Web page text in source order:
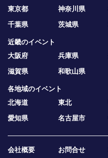
東京都
神奈川県
千葉県
茨城県
近畿のイベント
大阪府
兵庫県
滋賀県
和歌山県
各地域のイベント
北海道
東北
愛知県
名古屋市
会社概要 お問合せ